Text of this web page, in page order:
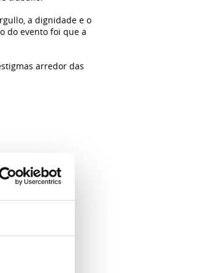
a dignidade e o
do evento foi que a
arredor das
en Ames"